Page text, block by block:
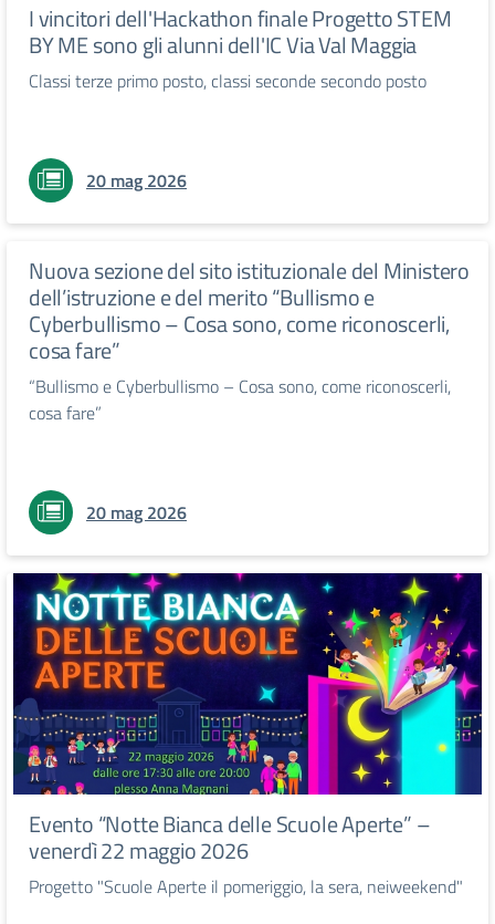
I vincitori dell'Hackathon finale Progetto STEM
BY ME sono gli alunni dell'IC Via Val Maggia
Classi terze primo posto, classi seconde secondo posto
20 mag 2026
Nuova sezione del sito istituzionale del Ministero
dell’istruzione e del merito “Bullismo e
Cyberbullismo – Cosa sono, come riconoscerli,
cosa fare”
“Bullismo e Cyberbullismo – Cosa sono, come riconoscerli,
cosa fare”
20 mag 2026
Evento “Notte Bianca delle Scuole Aperte” –
venerdì 22 maggio 2026
Progetto "Scuole Aperte il pomeriggio, la sera, neiweekend"